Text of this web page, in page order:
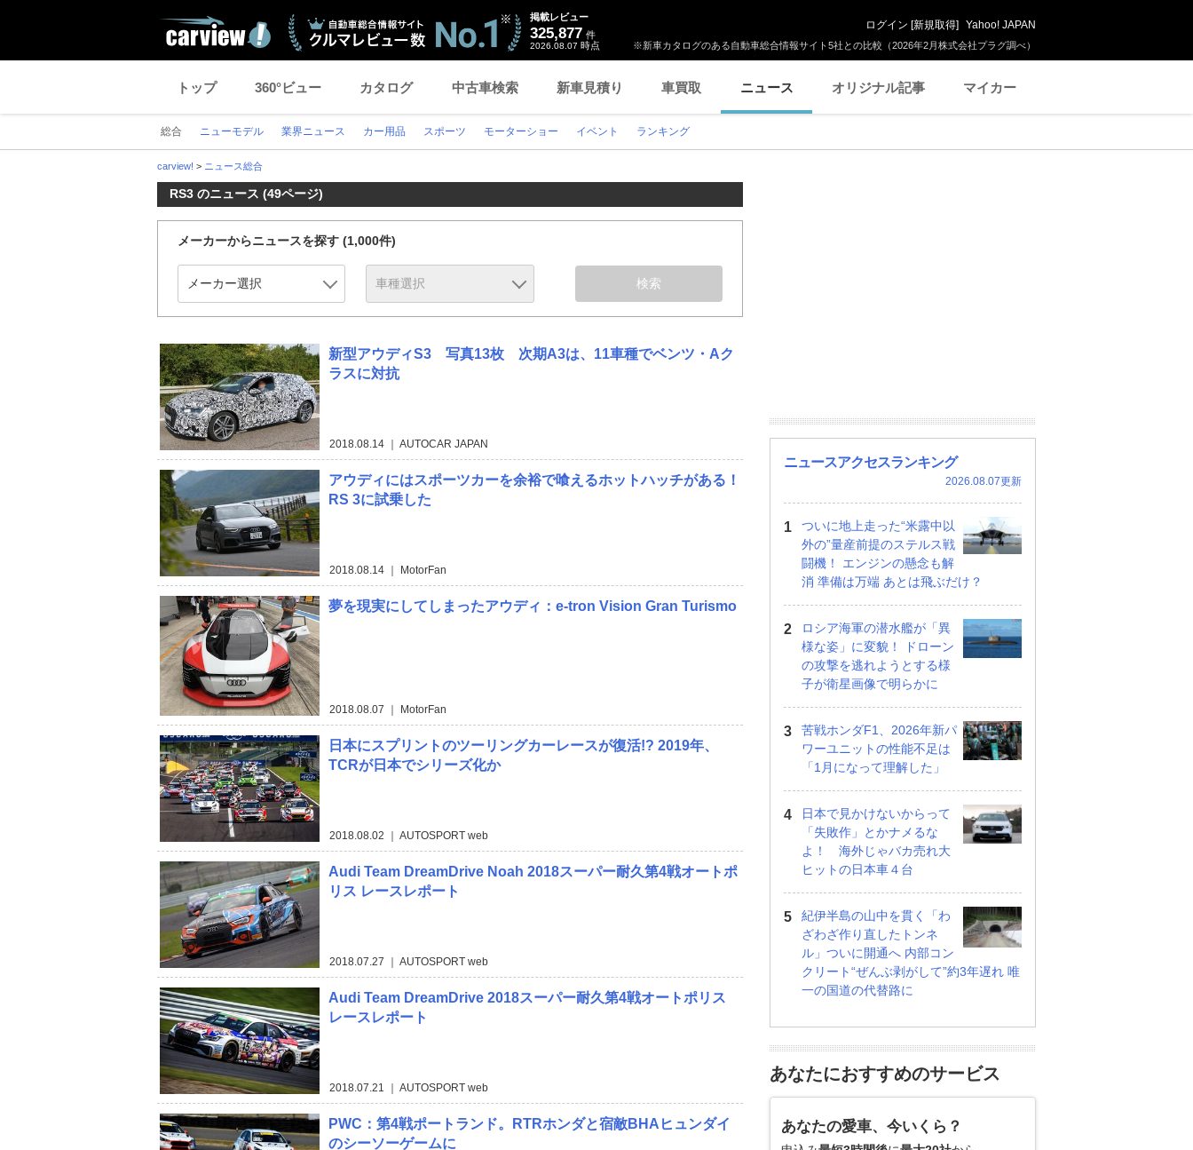
※新車カタログのある自動車総合情報サイト5社との比較（2026年2月株式会社プラグ調べ）
掲載レビュー
325,877 件
2026.08.07 時点
ログイン [新規取得] Yahoo! JAPAN
トップ 360°ビュー カタログ 中古車検索 新車見積り 車買取 ニュース オリジナル記事 マイカー
総合 ニューモデル 業界ニュース カー用品 スポーツ モーターショー イベント ランキング
carview! > ニュース総合
RS3 のニュース (49ページ)
メーカーからニュースを探す (1,000件)
検索
新型アウディS3 写真13枚 次期A3は、11車種でベンツ・Aク
ラスに対抗
2018.08.14 ｜ AUTOCAR JAPAN
アウディにはスポーツカーを余裕で喰えるホットハッチがある！
RS 3に試乗した
2018.08.14 ｜ MotorFan
夢を現実にしてしまったアウディ：e-tron Vision Gran Turismo
2018.08.07 ｜ MotorFan
日本にスプリントのツーリングカーレースが復活!? 2019年、
TCRが日本でシリーズ化か
2018.08.02 ｜ AUTOSPORT web
Audi Team DreamDrive Noah 2018スーパー耐久第4戦オートポ
リス レースレポート
2018.07.27 ｜ AUTOSPORT web
Audi Team DreamDrive 2018スーパー耐久第4戦オートポリス
レースレポート
2018.07.21 ｜ AUTOSPORT web
PWC：第4戦ポートランド。RTRホンダと宿敵BHAヒュンダイ
のシーソーゲームに
ニュースアクセスランキング
2026.08.07更新
ついに地上走った“米露中以
外の”量産前提のステルス戦
闘機！ エンジンの懸念も解
消 準備は万端 あとは飛ぶだけ？
ロシア海軍の潜水艦が「異
様な姿」に変貌！ ドローン
の攻撃を逃れようとする様
子が衛星画像で明らかに
苦戦ホンダF1、2026年新パ
ワーユニットの性能不足は
「1月になって理解した」
日本で見かけないからって
「失敗作」とかナメるな
よ！ 海外じゃバカ売れ大
ヒットの日本車４台
紀伊半島の山中を貫く「わ
ざわざ作り直したトンネ
ル」ついに開通へ 内部コン
クリート“ぜんぶ剥がして”約3年遅れ 唯
一の国道の代替路に
あなたにおすすめのサービス
あなたの愛車、今いくら？